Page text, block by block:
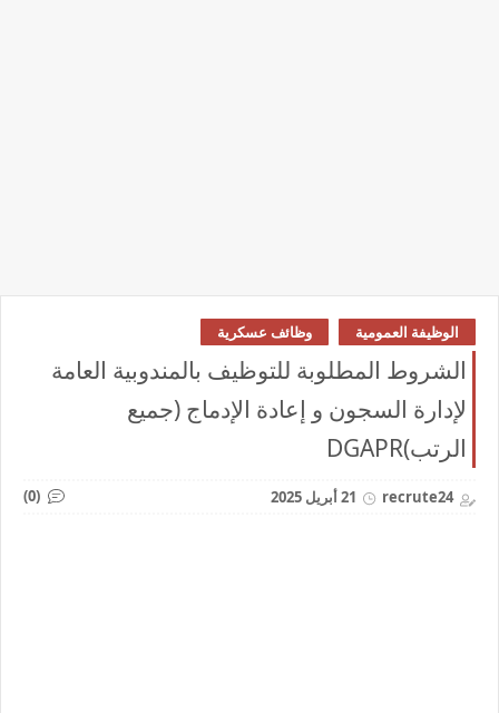
الوظيفة العمومية وظائف عسكرية
الشروط المطلوبة للتوظيف بالمندوبية العامة
لإدارة السجون و إعادة الإدماج (جميع
الرتب)DGAPR
recrute24 21 أبريل 2025 (0)